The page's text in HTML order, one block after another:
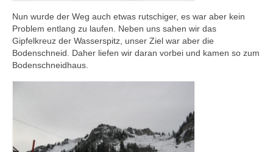
Nun wurde der Weg auch etwas rutschiger, es war aber kein
Problem entlang zu laufen. Neben uns sahen wir das
Gipfelkreuz der Wasserspitz, unser Ziel war aber die
Bodenschneid. Daher liefen wir daran vorbei und kamen so zum
Bodenschneidhaus.